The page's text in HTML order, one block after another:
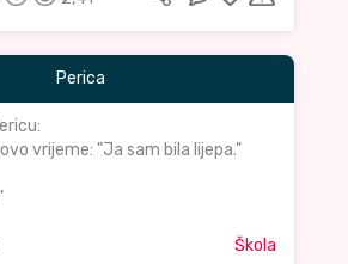
Perica
vrijeme: "Ja sam bila lijepa."
Škola